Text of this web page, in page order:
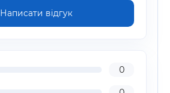
Написати відгук
0